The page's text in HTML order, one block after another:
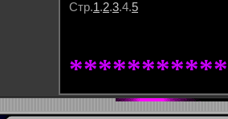
Стр.1.2.3.4.5